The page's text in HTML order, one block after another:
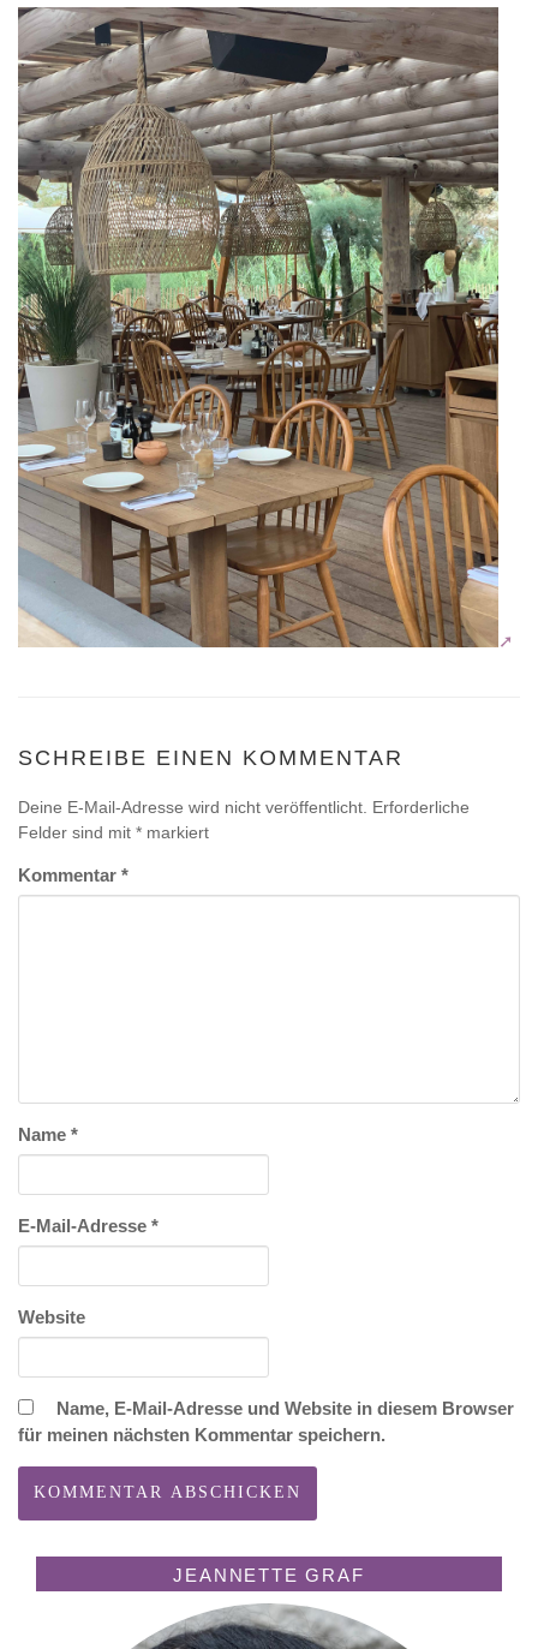
SCHREIBE EINEN KOMMENTAR
Deine E-Mail-Adresse wird nicht veröffentlicht. Erforderliche
Felder sind mit * markiert
Kommentar *
Name *
E-Mail-Adresse *
Website
Name, E-Mail-Adresse und Website in diesem Browser
für meinen nächsten Kommentar speichern.
JEANNETTE GRAF